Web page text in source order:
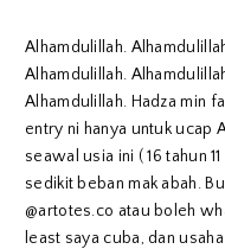
Alhamdulillah.
Alhamdulillah.
Alhamdulillah. Hadza min
entry ni hanya untuk ucap
seawal usia ini ( 16 tahun
sedikit beban mak abah.
@artotes.co atau boleh
least saya cuba, dan